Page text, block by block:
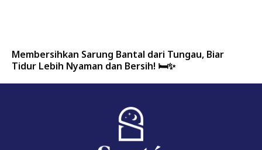
Membersihkan Sarung Bantal dari Tungau, Biar
Tidur Lebih Nyaman dan Bersih! 🛏️✨